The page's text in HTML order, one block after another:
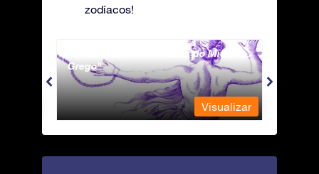
zodíacos!
Andromeda - A Princesa do Mito
Grego
Visualizar